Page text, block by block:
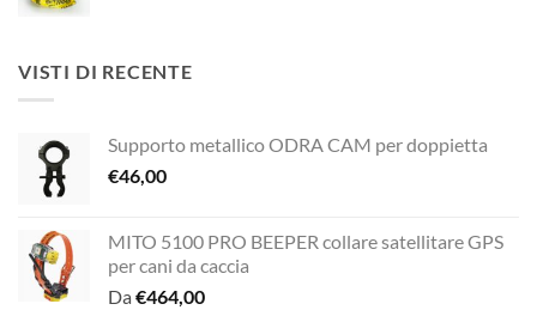
era:
€12,00.
VISTI DI RECENTE
Supporto metallico ODRA CAM per doppietta
€46,00
MITO 5100 PRO BEEPER collare satellitare GPS
per cani da caccia
Da €464,00